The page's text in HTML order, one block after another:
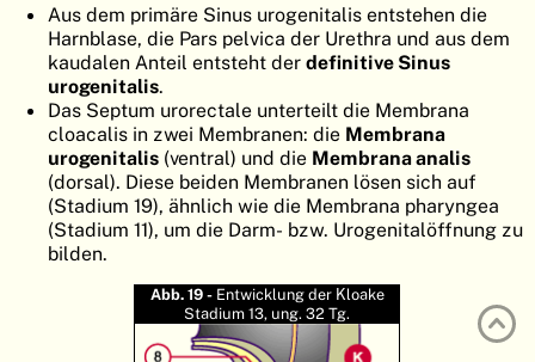
FR
Aus dem primäre Sinus urogenitalis entstehen die
Harnblase, die Pars pelvica der Urethra und aus dem
kaudalen Anteil entsteht der definitive Sinus
urogenitalis.
Das Septum urorectale unterteilt die Membrana
cloacalis in zwei Membranen: die Membrana
urogenitalis (ventral) und die Membrana analis
(dorsal). Diese beiden Membranen lösen sich auf
(Stadium 19), ähnlich wie die Membrana pharyngea
(Stadium 11), um die Darm- bzw. Urogenitalöffnung zu
bilden.
Abb. 19 - Entwicklung der Kloake
Stadium 13, ung. 32 Tg.